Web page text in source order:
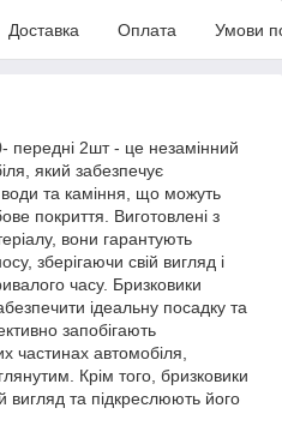
Доставка Оплата Умови
передні 2шт - це незамінний
який забезпечує
та каміння, що можуть
покриття. Виготовлені з
вони гарантують
зберігаючи свій вигляд і
часу. Бризковики
ідеальну посадку та
запобігають
частинах автомобіля,
Крім того, бризковики
та підкреслюють його